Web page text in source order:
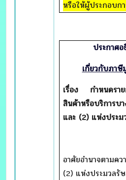
หรือให้ผู้ประกอบก
ประกาศ
เกี่ยวกับภา
เรื่อง กำหนดราย
สินค้าหรือบริการบ
และ (2) แห่งประม
อาศัยอำนาจตามค
(2) แห่งประมวลรั